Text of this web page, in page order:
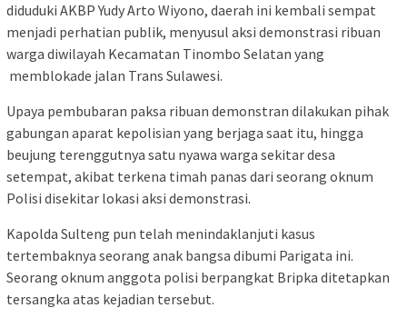
diduduki AKBP Yudy Arto Wiyono, daerah ini kembali sempat
menjadi perhatian publik, menyusul aksi demonstrasi ribuan
warga diwilayah Kecamatan Tinombo Selatan yang
memblokade jalan Trans Sulawesi.
Upaya pembubaran paksa ribuan demonstran dilakukan pihak
gabungan aparat kepolisian yang berjaga saat itu, hingga
beujung terenggutnya satu nyawa warga sekitar desa
setempat, akibat terkena timah panas dari seorang oknum
Polisi disekitar lokasi aksi demonstrasi.
Kapolda Sulteng pun telah menindaklanjuti kasus
tertembaknya seorang anak bangsa dibumi Parigata ini.
Seorang oknum anggota polisi berpangkat Bripka ditetapkan
tersangka atas kejadian tersebut.